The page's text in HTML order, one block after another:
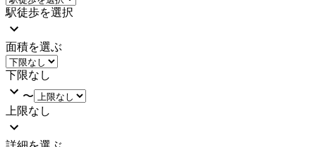
駅徒歩を選択
面積を選ぶ
下限なし
〜
上限なし